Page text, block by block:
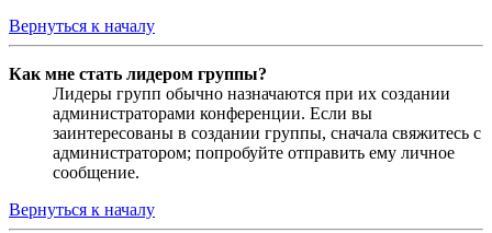
Вернуться к началу
Как мне стать лидером группы?
Лидеры групп обычно назначаются при их создании
администраторами конференции. Если вы
заинтересованы в создании группы, сначала свяжитесь с
администратором; попробуйте отправить ему личное
сообщение.
Вернуться к началу